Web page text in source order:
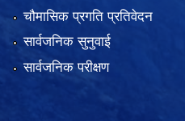
चौमासिक प्रगति प्रतिवेदन
सार्वजनिक सुनुवाई
सार्वजनिक परीक्षण